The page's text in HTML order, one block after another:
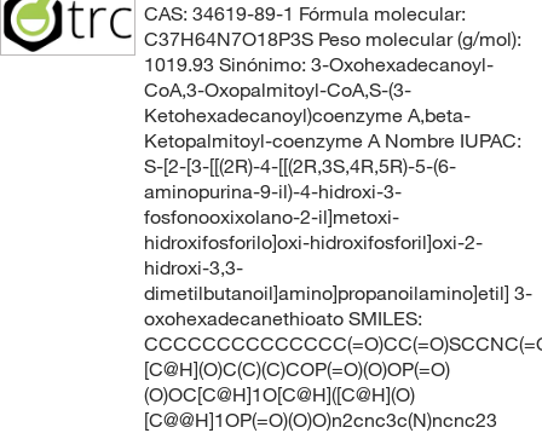
CAS: 34619-89-1 Fórmula molecular:
C37H64N7O18P3S Peso molecular (g/mol):
1019.93 Sinónimo: 3-Oxohexadecanoyl-
CoA,3-Oxopalmitoyl-CoA,S-(3-
Ketohexadecanoyl)coenzyme A,beta-
Ketopalmitoyl-coenzyme A Nombre IUPAC:
S-[2-[3-[[(2R)-4-[[(2R,3S,4R,5R)-5-(6-
aminopurina-9-il)-4-hidroxi-3-
fosfonooxixolano-2-il]metoxi-
hidroxifosforilo]oxi-hidroxifosforil]oxi-2-
hidroxi-3,3-
dimetilbutanoil]amino]propanoilamino]etil] 3-
oxohexadecanethioato SMILES:
[C@H](O)C(C)(C)COP(=O)(O)OP(=O)
(O)OC[C@H]1O[C@H]([C@H](O)
[C@@H]1OP(=O)(O)O)n2cnc3c(N)ncnc23